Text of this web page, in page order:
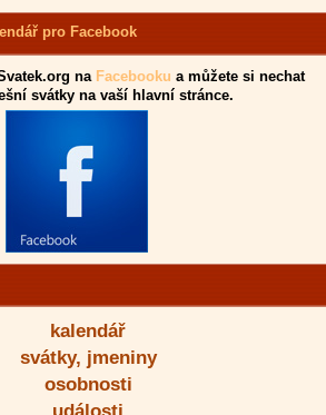
pro Facebook
na Facebooku a můžete si nechat
svátky na vaší hlavní stránce.
kalendář
svátky, jmeniny
osobnosti